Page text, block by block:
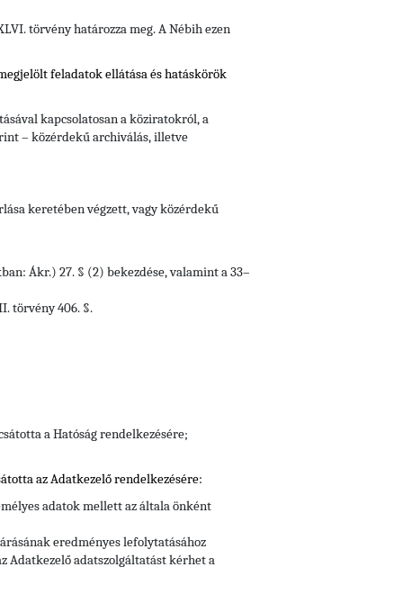
törvény határozza meg. A Nébih ezen
feladatok ellátása és hatáskörök
kapcsolatosan a köziratokról, a
– közérdekű archiválás, illetve
keretében végzett, vagy közérdekű
Ákr.) 27. § (2) bekezdése, valamint a 33–
törvény 406. §.
a Hatóság rendelkezésére;
az Adatkezelő rendelkezésére:
adatok mellett az általa önként
eredményes lefolytatásához
Adatkezelő adatszolgáltatást kérhet a